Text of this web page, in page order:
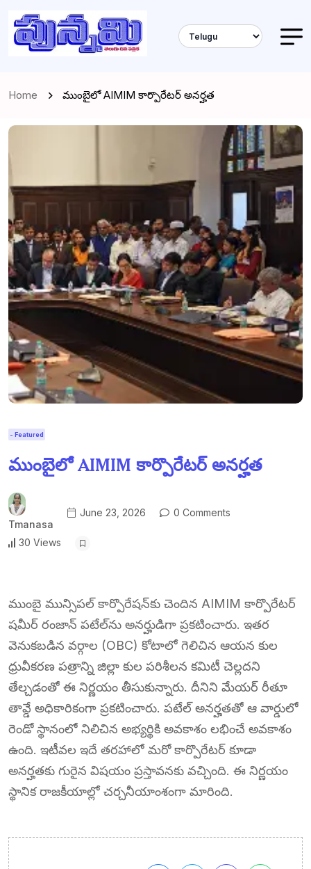
Home ముంబైలో AIMIM కార్పొరేటర్ అనర్హత
- Featured
ముంబైలో AIMIM కార్పొరేటర్ అనర్హత
Tmanasa
June 23, 2026 0 Comments
30 Views
ముంబై మున్సిపల్ కార్పొరేషన్‌కు చెందిన AIMIM కార్పొరేటర్
షమీర్ రంజాన్ పటేల్‌ను అనర్హుడిగా ప్రకటించారు. ఇతర
వెనుకబడిన వర్గాల (OBC) కోటాలో గెలిచిన ఆయన కుల
ధ్రువీకరణ పత్రాన్ని జిల్లా కుల పరిశీలన కమిటీ చెల్లదని
తేల్చడంతో ఈ నిర్ణయం తీసుకున్నారు. దీనిని మేయర్ రీతూ
తావ్డే అధికారికంగా ప్రకటించారు. పటేల్ అనర్హతతో ఆ వార్డులో
రెండో స్థానంలో నిలిచిన అభ్యర్థికి అవకాశం లభించే అవకాశం
ఉంది. ఇటీవల ఇదే తరహాలో మరో కార్పొరేటర్ కూడా
అనర్హతకు గురైన విషయం ప్రస్తావనకు వచ్చింది. ఈ నిర్ణయం
స్థానిక రాజకీయాల్లో చర్చనీయాంశంగా మారింది.